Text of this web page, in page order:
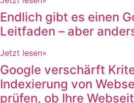
Endlich gibt es einen
Leitfaden – aber
Jetzt lesen»
Google verschärft
Indexierung von
prüfen, ob Ihre